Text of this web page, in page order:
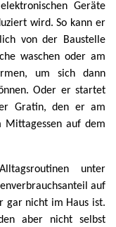
Geräte
wird. So kann er
von der Baustelle
waschen oder am
um sich dann
Oder er startet
Gratin, den er am
Mittagessen auf dem
unter
auf
gar nicht im Haus ist.
aber nicht selbst